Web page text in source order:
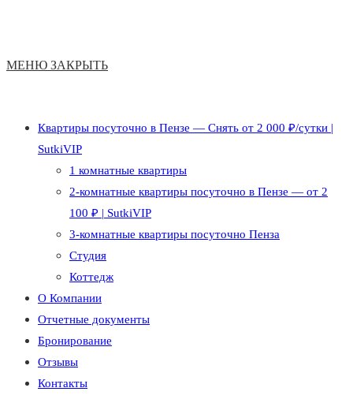
МЕНЮ ЗАКРЫТЬ
Квартиры посуточно в Пензе — Снять от 2 000 ₽/сутки |
SutkiVIP
1 комнатные квартиры
2-комнатные квартиры посуточно в Пензе — от 2
100 ₽ | SutkiVIP
3-комнатные квартиры посуточно Пенза
Студия
Коттедж
О Компании
Отчетные документы
Бронирование
Отзывы
Контакты